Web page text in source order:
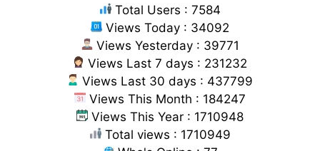
Total Users : 7584
Views Today : 34092
Views Yesterday : 39771
Views Last 7 days : 231232
Views Last 30 days : 437799
Views This Month : 184247
Views This Year : 1710948
Total views : 1710949